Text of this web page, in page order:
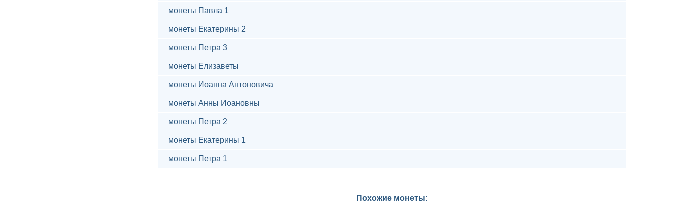
монеты Павла 1
монеты Екатерины 2
монеты Петра 3
монеты Елизаветы
монеты Иоанна Антоновича
монеты Анны Иоановны
монеты Петра 2
монеты Екатерины 1
монеты Петра 1
Похожие монеты: